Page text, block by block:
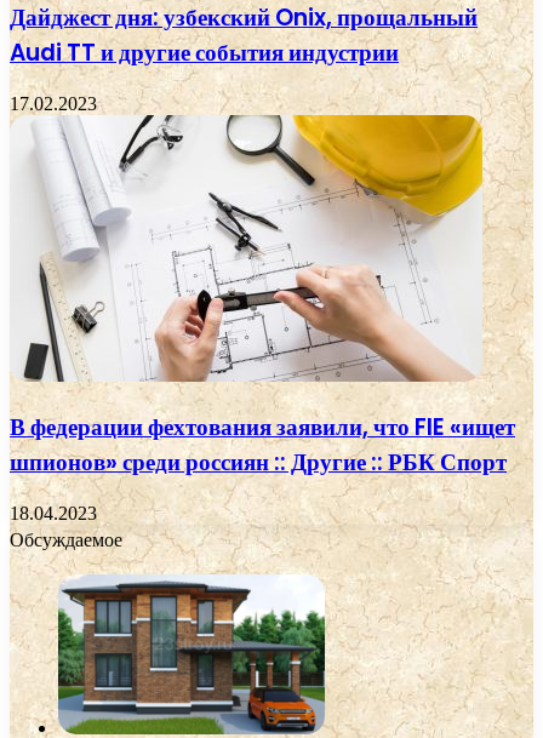
Дайджест дня: узбекский Onix, прощальный
Audi TT и другие события индустрии
17.02.2023
В федерации фехтования заявили, что FIE «ищет
шпионов» среди россиян :: Другие :: РБК Спорт
18.04.2023
Обсуждаемое